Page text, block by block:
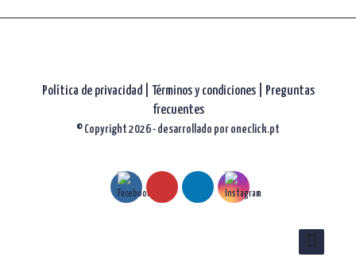
Política de privacidad| Términos y condiciones |
Preguntas
frecuentes
© Copyright 2026 - desarrollado por oneclick.pt